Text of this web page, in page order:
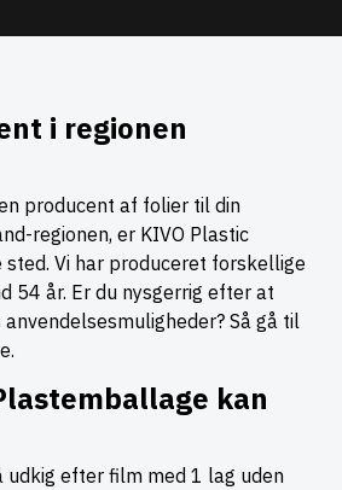
i regionen
producent af folier til din
regionen, er KIVO Plastic
Vi har produceret forskellige
54 år. Er du nysgerrig efter at
Så gå til
kan
udkig efter film med 1 lag uden